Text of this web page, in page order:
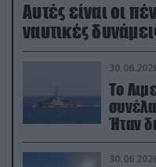
Aυτές είναι οι
ναυτικές
Το
Ήταν